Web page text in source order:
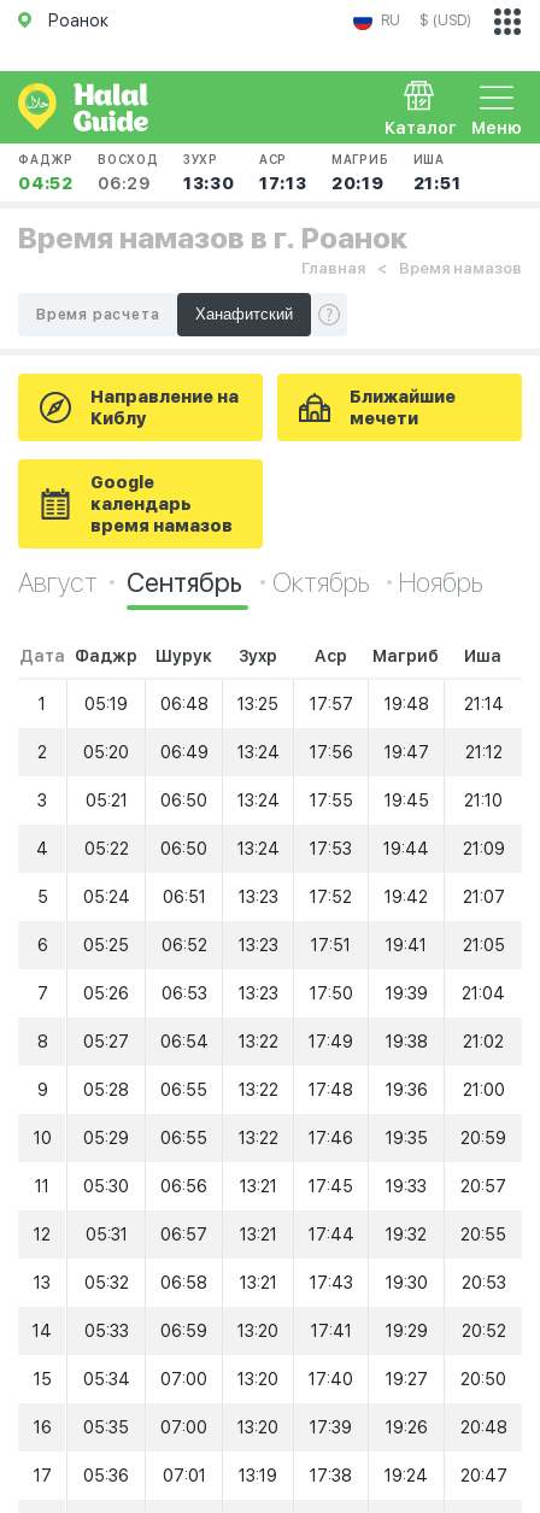
Роанок RU $ (USD)
Меню
Каталог
ФАДЖР
04:52
ВОСХОД
06:29
ЗУХР
13:30
АСР
17:13
МАГРИБ
20:19
ИША
21:51
Время намазов в г. Роанок
Главная Время намазов
Время расчета
Направление на
Киблу
Ближайшие
мечети
Google
календарь
время намазов
Август Сентябрь Октябрь Ноябрь
Дата Фаджр Шурук Зухр Аср Магриб Иша
1 05:19 06:48 13:25 17:57 19:48 21:14
2 05:20 06:49 13:24 17:56 19:47 21:12
3 05:21 06:50 13:24 17:55 19:45 21:10
4 05:22 06:50 13:24 17:53 19:44 21:09
5 05:24 06:51 13:23 17:52 19:42 21:07
6 05:25 06:52 13:23 17:51 19:41 21:05
7 05:26 06:53 13:23 17:50 19:39 21:04
8 05:27 06:54 13:22 17:49 19:38 21:02
9 05:28 06:55 13:22 17:48 19:36 21:00
10 05:29 06:55 13:22 17:46 19:35 20:59
11 05:30 06:56 13:21 17:45 19:33 20:57
12 05:31 06:57 13:21 17:44 19:32 20:55
13 05:32 06:58 13:21 17:43 19:30 20:53
14 05:33 06:59 13:20 17:41 19:29 20:52
15 05:34 07:00 13:20 17:40 19:27 20:50
16 05:35 07:00 13:20 17:39 19:26 20:48
17 05:36 07:01 13:19 17:38 19:24 20:47